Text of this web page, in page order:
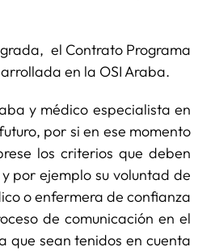
el Contrato Programa
en la OSI Araba.
y médico especialista en
por si en ese momento
los criterios que deben
por ejemplo su voluntad de
o enfermera de confianza
de comunicación en el
que sean tenidos en cuenta